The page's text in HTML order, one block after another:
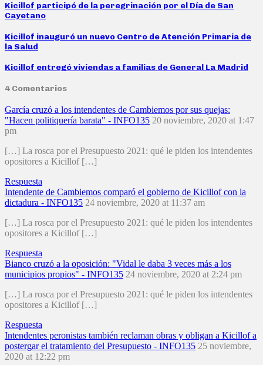
Kicillof participó de la peregrinación por el Día de San
Cayetano
Kicillof inauguró un nuevo Centro de Atención Primaria de
la Salud
Kicillof entregó viviendas a familias de General La Madrid
4 Comentarios
García cruzó a los intendentes de Cambiemos por sus quejas:
"Hacen politiquería barata" - INFO135 20 noviembre, 2020 at 1:47
pm
[…] La rosca por el Presupuesto 2021: qué le piden los intendentes
opositores a Kicillof […]
Respuesta
Intendente de Cambiemos comparó el gobierno de Kicillof con la
dictadura - INFO135 24 noviembre, 2020 at 11:37 am
[…] La rosca por el Presupuesto 2021: qué le piden los intendentes
opositores a Kicillof […]
Respuesta
Bianco cruzó a la oposición: "Vidal le daba 3 veces más a los
municipios propios" - INFO135 24 noviembre, 2020 at 2:24 pm
[…] La rosca por el Presupuesto 2021: qué le piden los intendentes
opositores a Kicillof […]
Respuesta
Intendentes peronistas también reclaman obras y obligan a Kicillof a
postergar el tratamiento del Presupuesto - INFO135 25 noviembre,
2020 at 12:22 pm